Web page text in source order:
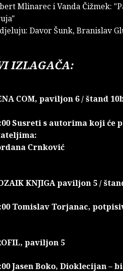
Mlinarec i Vanda Čižmek:
Davor Šunk, Branislav
IZLAGAČA:
COM, paviljon 6 / štand
Susreti s autorima koji
Crnković
KNJIGA paviljon 5 /
Tomislav Torjanac,
paviljon 5
Jasen Boko, Dioklecijan –